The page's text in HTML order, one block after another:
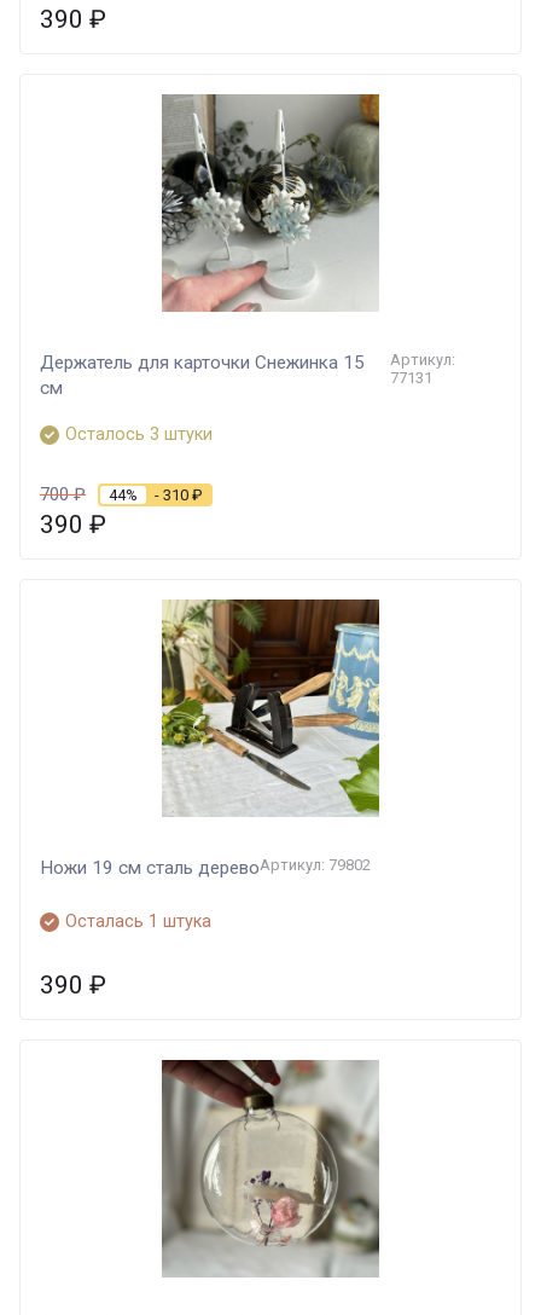
390 ₽
Держатель для карточки Снежинка 15
см
Артикул:
77131
Осталось 3 штуки
700₽ 44% - 310 ₽
390 ₽
Ножи 19 см сталь деревоАртикул: 79802
Осталась 1 штука
390 ₽